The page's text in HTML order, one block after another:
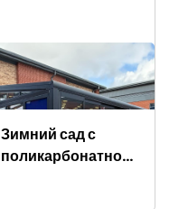
Зимний сад с
поликарбонатной